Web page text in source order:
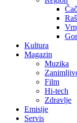
Kultura
Magazin
Muzika
Film
Hi-tech
Zdravlje
Emisije
Servis